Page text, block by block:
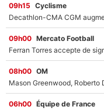
09h15 Cyclisme
09h00 Mercato Football
08h00 OM
06h00 Équipe de France